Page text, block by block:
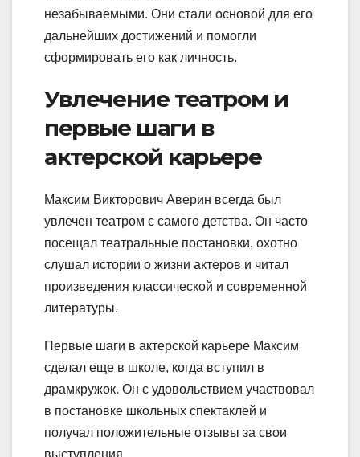
незабываемыми. Они стали основой для его
дальнейших достижений и помогли
сформировать его как личность.
Увлечение театром и
первые шаги в
актерской карьере
Максим Викторович Аверин всегда был
увлечен театром с самого детства. Он часто
посещал театральные постановки, охотно
слушал истории о жизни актеров и читал
произведения классической и современной
литературы.
Первые шаги в актерской карьере Максим
сделал еще в школе, когда вступил в
драмкружок. Он с удовольствием участвовал
в постановке школьных спектаклей и
получал положительные отзывы за свои
выступления.